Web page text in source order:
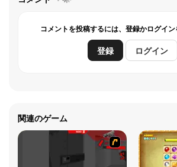
コメントを投稿するには、登録かログイ
登録 ログイン
関連のゲーム